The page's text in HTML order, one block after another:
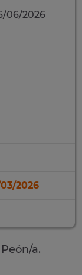
06/2026
2026
a.